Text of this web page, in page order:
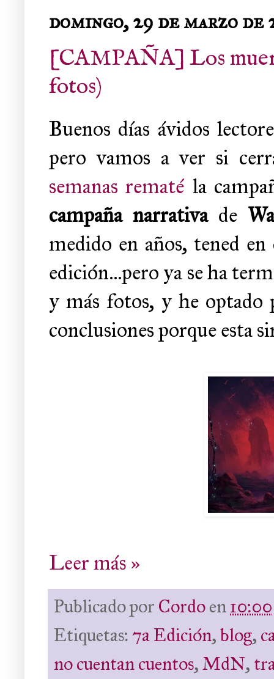
domingo, 29 de marzo de
[CAMPAÑA] Los
fotos)
Buenos días ávidos
pero vamos a ver si
semanas rematé la
campaña narrativade
medido en años, tened
edición...pero ya se ha
y más fotos, y he optado
conclusiones porque esta
Leer más »
Publicado por Cordoen10:00
Etiquetas: 7a Edición,blog,
no cuentan cuentos,MdN,